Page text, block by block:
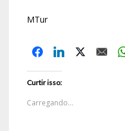
MTur
Curtir isso:
Carregando...